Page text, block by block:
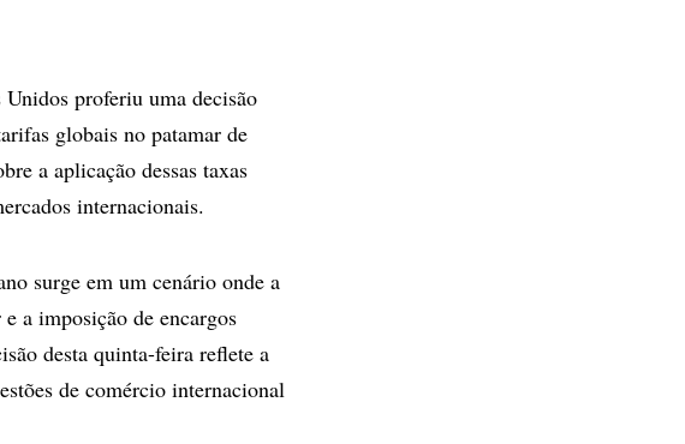
proferiu uma decisão
globais no patamar de
a aplicação dessas taxas
internacionais.
surge em um cenário onde a
a imposição de encargos
desta quinta-feira reflete a
de comércio internacional